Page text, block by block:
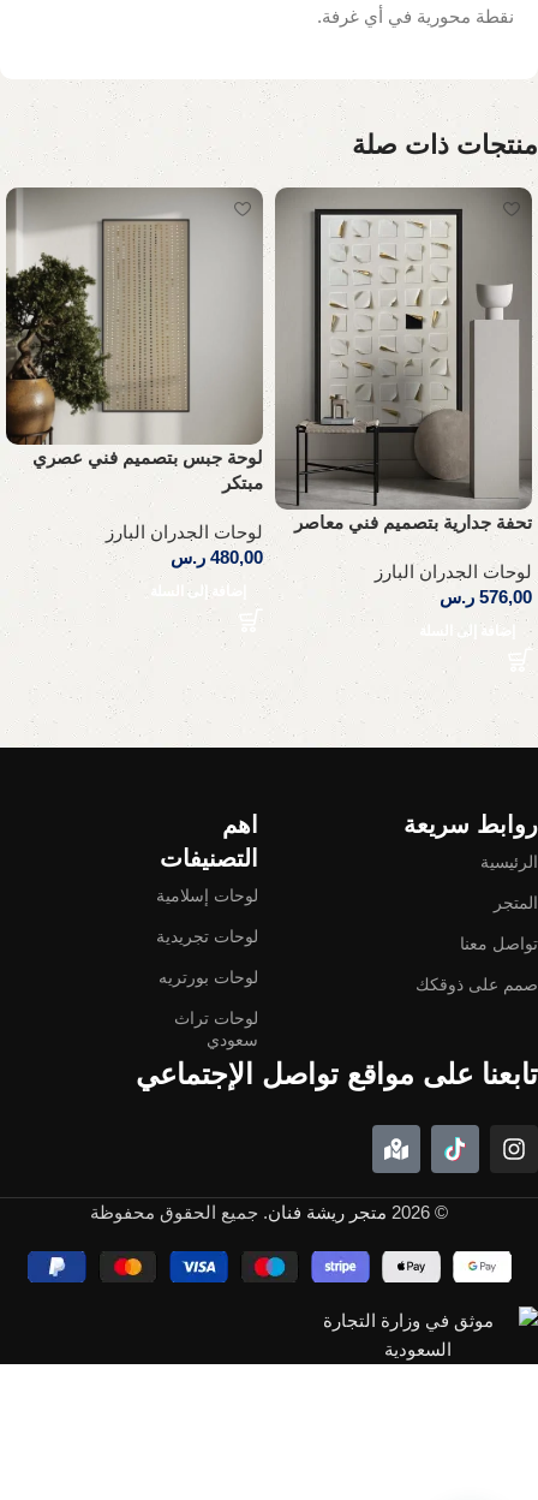
نقطة محورية في أي غرفة.
منتجات ذات صلة
تحفة جدارية بتصميم فني معاصر
لوحات الجدران البارز
576,00 ر.س
إضافة إلى السلة
لوحة جبس بتصميم فني عصري
مبتكر
لوحات الجدران البارز
480,00 ر.س
إضافة إلى السلة
Read More
روابط سريعة
الرئيسية
المتجر
تواصل معنا
صمم على ذوقكك
اهم
التصنيفات
لوحات إسلامية
لوحات تجريدية
لوحات بورتريه
لوحات تراث
سعودي
تابعنا على مواقع تواصل الإجتماعي
© 2026 متجر ريشة فنان. جميع الحقوق محفوظة